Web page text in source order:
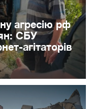
агресію рф
СБУ
агітаторів